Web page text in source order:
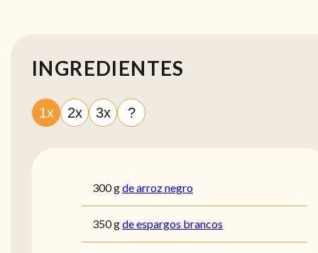
INGREDIENTES
1x 2x 3x ?
300gde arroz negro
350gde espargos brancos